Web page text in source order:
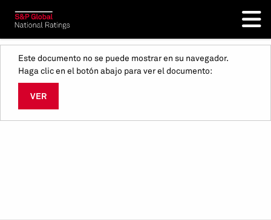
Este documento no se puede mostrar en su navegador.
Haga clic en el botón abajo para ver el documento:
VER